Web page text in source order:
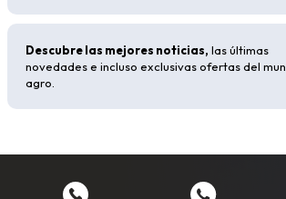
Descubre las mejores noticias, las últimas
novedades e incluso exclusivas ofertas del
agro.